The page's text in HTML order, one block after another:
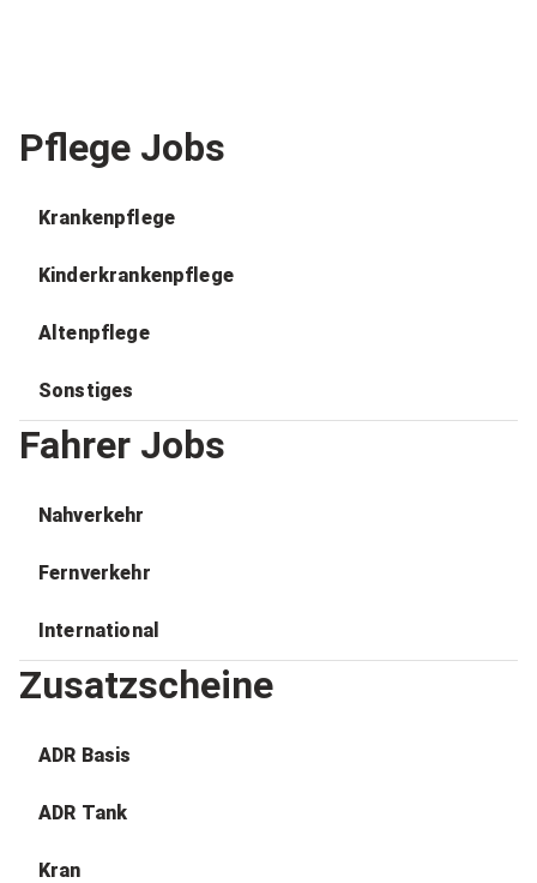
Pflege Jobs
Krankenpflege
Kinderkrankenpflege
Altenpflege
Sonstiges
Fahrer Jobs
Nahverkehr
Fernverkehr
International
Zusatzscheine
ADR Basis
ADR Tank
Kran